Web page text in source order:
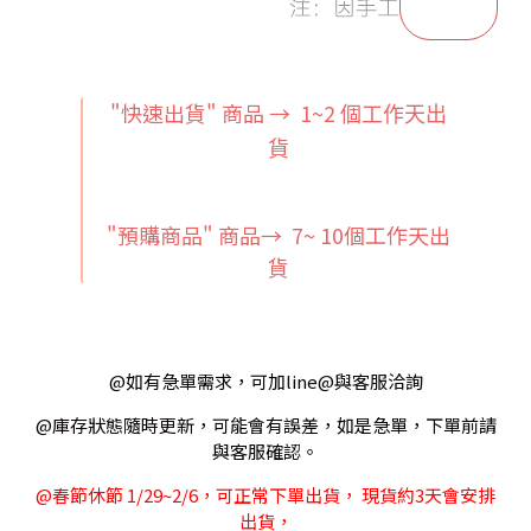
"快速出貨" 商品 → 1~2 個工作天出
貨
"預購商品" 商品→ 7~ 10個工作天出
貨
@如有急單需求，可加line@與客服洽詢
@庫存狀態隨時更新，可能會有誤差，如是急單，下單前請
與客服確認。
@春節休節 1/29~2/6，可正常下單出貨， 現貨約3天會安排
出貨，